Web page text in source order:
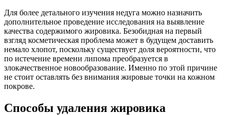
Для более детального изучения недуга можно назначить
дополнительное проведение исследования на выявление
качества содержимого жировика. Безобидная на первый
взгляд косметическая проблема может в будущем доставить
немало хлопот, поскольку существует доля вероятности, что
по истечение времени липома преобразуется в
злокачественное новообразование. Именно по этой причине
не стоит оставлять без внимания жировые точки на кожном
покрове.
Способы удаления жировика